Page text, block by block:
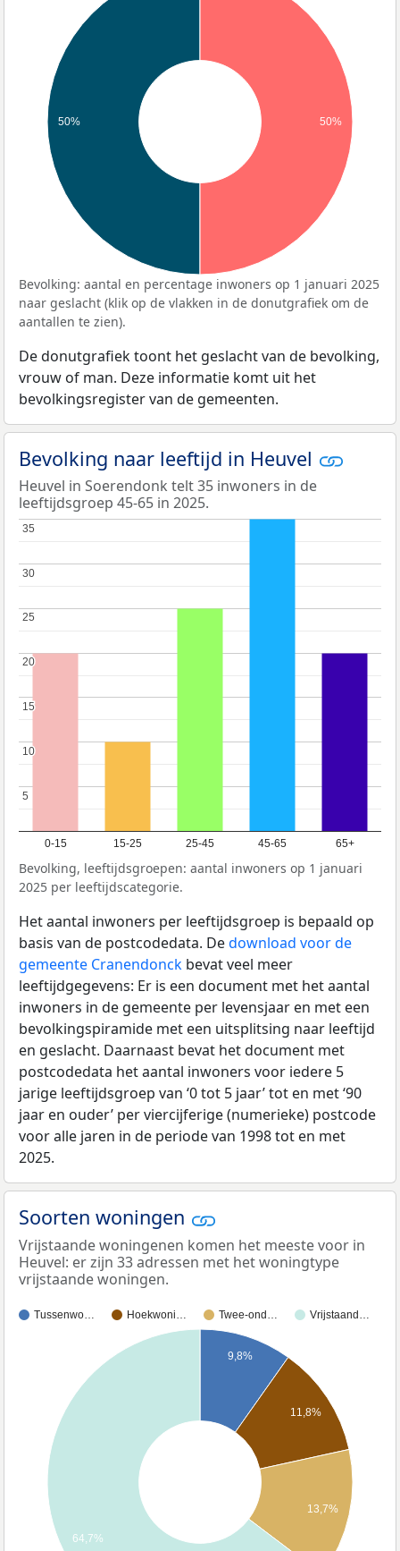
50% 50%
Bevolking: aantal en percentage inwoners op 1 januari 2025
naar geslacht (klik op de vlakken in de donutgrafiek om de
aantallen te zien).
De donutgrafiek toont het geslacht van de bevolking,
vrouw of man. Deze informatie komt uit het
bevolkingsregister van de gemeenten.
Bevolking naar leeftijd in Heuvel
Heuvel in Soerendonk telt 35 inwoners in de
leeftijdsgroep 45-65 in 2025.
0-15 15-25 25-45 45-65 65+
5
5
10
10
15
15
20
20
25
25
30
30
35
35
Bevolking, leeftijdsgroepen: aantal inwoners op 1 januari
2025 per leeftijdscategorie.
Het aantal inwoners per leeftijdsgroep is bepaald op
basis van de postcodedata. Dedownload voor de
gemeente Cranendonck bevat veel meer
leeftijdgegevens: Er is een document met het aantal
inwoners in de gemeente per levensjaar en met een
bevolkingspiramide met een uitsplitsing naar leeftijd
en geslacht. Daarnaast bevat het document met
postcodedata het aantal inwoners voor iedere 5
jarige leeftijdsgroep van ‘0 tot 5 jaar’ tot en met ‘90
jaar en ouder’ per viercijferige (numerieke) postcode
voor alle jaren in de periode van 1998 tot en met
2025.
Soorten woningen
Vrijstaande woningenen komen het meeste voor in
Heuvel: er zijn 33 adressen met het woningtype
vrijstaande woningen.
Tussenwo… Hoekwoni… Twee-ond… Vrijstaand…
9,8%
11,8%
13,7%
64,7%